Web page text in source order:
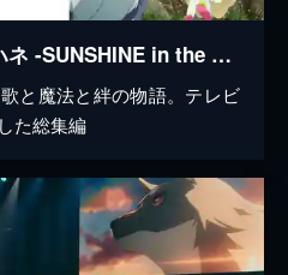
劇場総集編 幻日のヨハネ -SUNSHINE in the MIRROR-
と魔法と絆の物語。テレビ
た総集編